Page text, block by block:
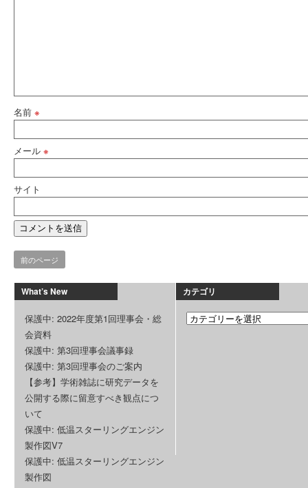
名前 ※
メール ※
サイト
前のページ
What’s New
保護中: 2022年度第1回理事会・総
会資料
保護中: 第3回理事会議事録
保護中: 第3回理事会のご案内
【参考】学術雑誌に研究データを
公開する際に留意すべき観点につ
いて
保護中: 低温スターリングエンジン
製作図V7
保護中: 低温スターリングエンジン
製作図
カテゴリ